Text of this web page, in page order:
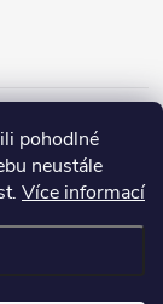
pohodlné
neustále
Více informací